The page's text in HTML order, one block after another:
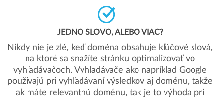
JEDNO SLOVO, ALEBO VIAC?
Nikdy nie je zlé, keď doména obsahuje kľúčové slová,
na ktoré sa snažíte stránku optimalizovať vo
vyhľadávačoch. Vyhladávače ako napríklad Google
použivajú pri vyhľadávaní výsledkov aj doménu, takže
ak máte relevantnú doménu, tak je to výhoda pri